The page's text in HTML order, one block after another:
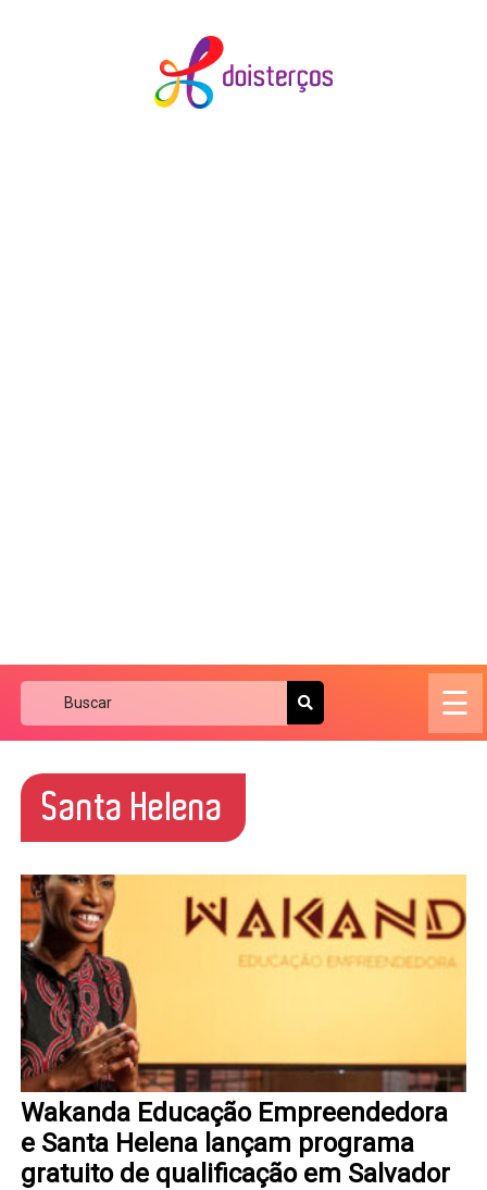
☰
Santa Helena
Wakanda Educação Empreendedora
e Santa Helena lançam programa
gratuito de qualificação em Salvador